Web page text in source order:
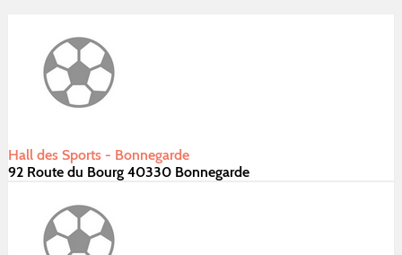
Hall des Sports - Bonnegarde
92 Route du Bourg 40330 Bonnegarde